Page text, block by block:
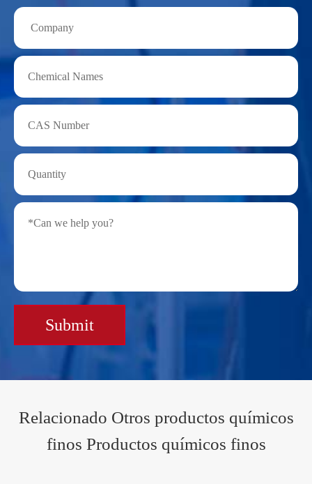
Submit
Relacionado Otros productos químicos
finos Productos químicos finos